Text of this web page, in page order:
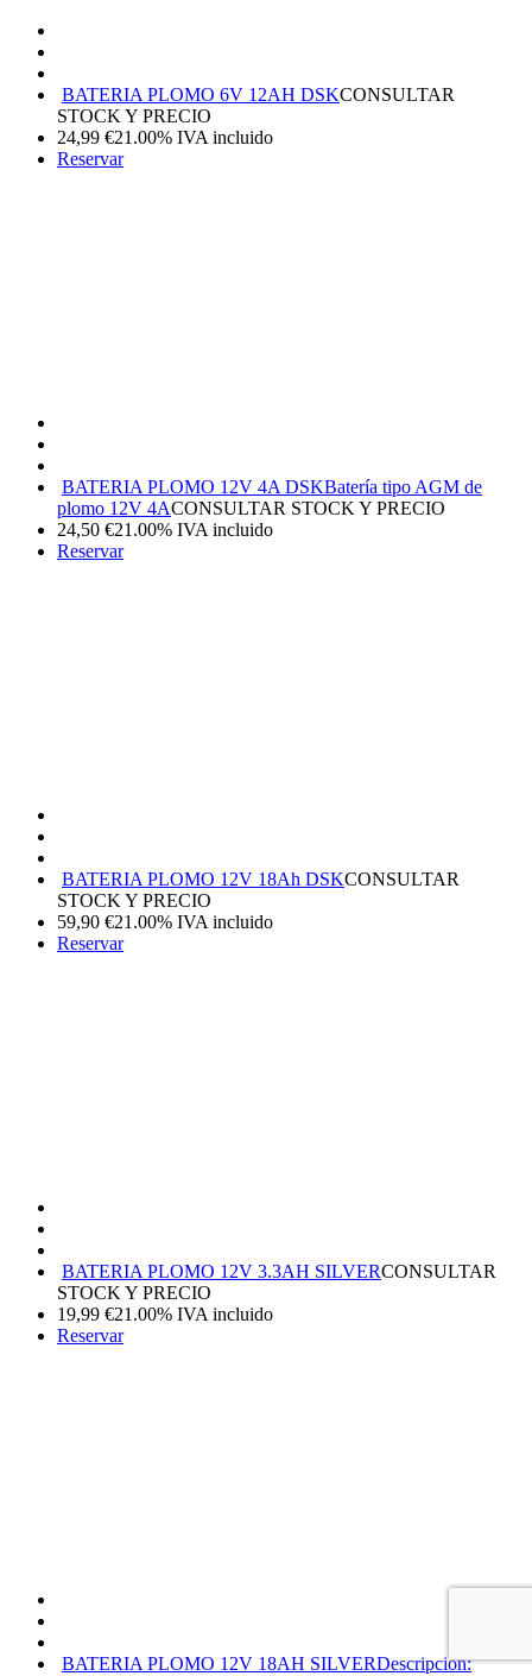
BATERIA PLOMO 6V 12AH DSKCONSULTAR
STOCK Y PRECIO
24,99 €21.00% IVA incluido
Reservar
BATERIA PLOMO 12V 4A DSKBatería tipo AGM de
plomo 12V 4ACONSULTAR STOCK Y PRECIO
24,50 €21.00% IVA incluido
Reservar
BATERIA PLOMO 12V 18Ah DSKCONSULTAR
STOCK Y PRECIO
59,90 €21.00% IVA incluido
Reservar
BATERIA PLOMO 12V 3.3AH SILVERCONSULTAR
STOCK Y PRECIO
19,99 €21.00% IVA incluido
Reservar
BATERIA PLOMO 12V 18AH SILVERDescripción: